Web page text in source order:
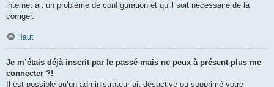
internet ait un problème de configuration et qu’il soit nécessaire de la
corriger.
Haut
Je m’étais déjà inscrit par le passé mais ne peux à présent plus me
connecter ?!
Il est possible qu’un administrateur ait désactivé ou supprimé votre